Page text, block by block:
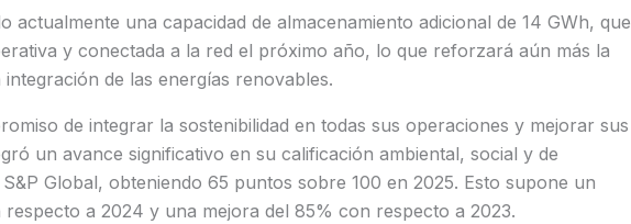
actualmente una capacidad de almacenamiento adicional de 14 GWh, que
y conectada a la red el próximo año, lo que reforzará aún más la
de las energías renovables.
de integrar la sostenibilidad en todas sus operaciones y mejorar sus
un avance significativo en su calificación ambiental, social y de
Global, obteniendo 65 puntos sobre 100 en 2025. Esto supone un
a 2024 y una mejora del 85% con respecto a 2023.